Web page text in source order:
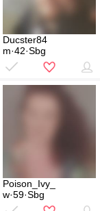
Ducster84
m·42·Sbg
Poison_Ivy_
w·59·Sbg